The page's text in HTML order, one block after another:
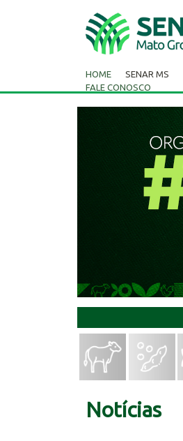
HOME SENAR MS
FALE CONOSCO
Notícias